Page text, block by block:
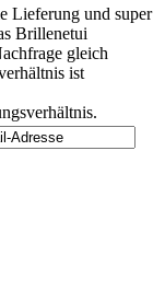
Lieferung und super
Brillenetui
gleich
ist